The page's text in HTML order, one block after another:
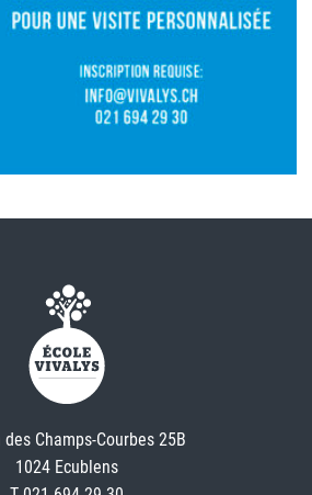
des Champs-Courbes 25B
1024 Ecublens